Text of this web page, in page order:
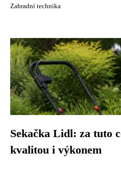
Zahradní technika
Sekačka Lidl: za tuto
kvalitou i výkonem